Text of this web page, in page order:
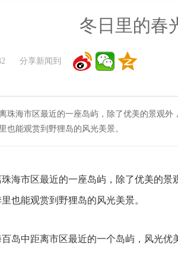
冬日里的春
分享新闻到
珠海市区最近的一座岛屿，除了优美的景观
也能观赏到野狸岛的风光美景。
海市区最近的一座岛屿，除了优美的
也能观赏到野狸岛的风光美景。
岛中距离市区最近的一个岛屿，风光